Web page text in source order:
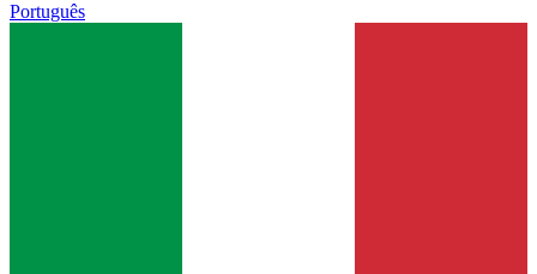
Português